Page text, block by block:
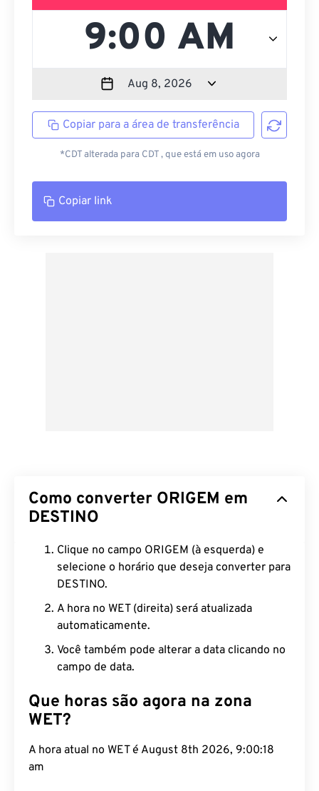
Copiar para a área de transferência
*CDT alterada para CDT , que está em uso agora
Copiar link
Como converter ORIGEM em
DESTINO
Clique no campo ORIGEM (à esquerda) e
selecione o horário que deseja converter para
DESTINO.
A hora no WET (direita) será atualizada
automaticamente.
Você também pode alterar a data clicando no
campo de data.
Que horas são agora na zona
WET?
A hora atual no WET é August 8th 2026, 9:00:19
am